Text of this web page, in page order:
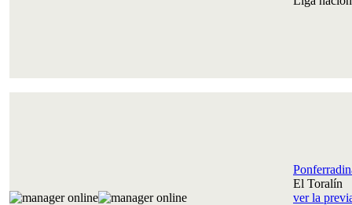
El Toralín
ver la